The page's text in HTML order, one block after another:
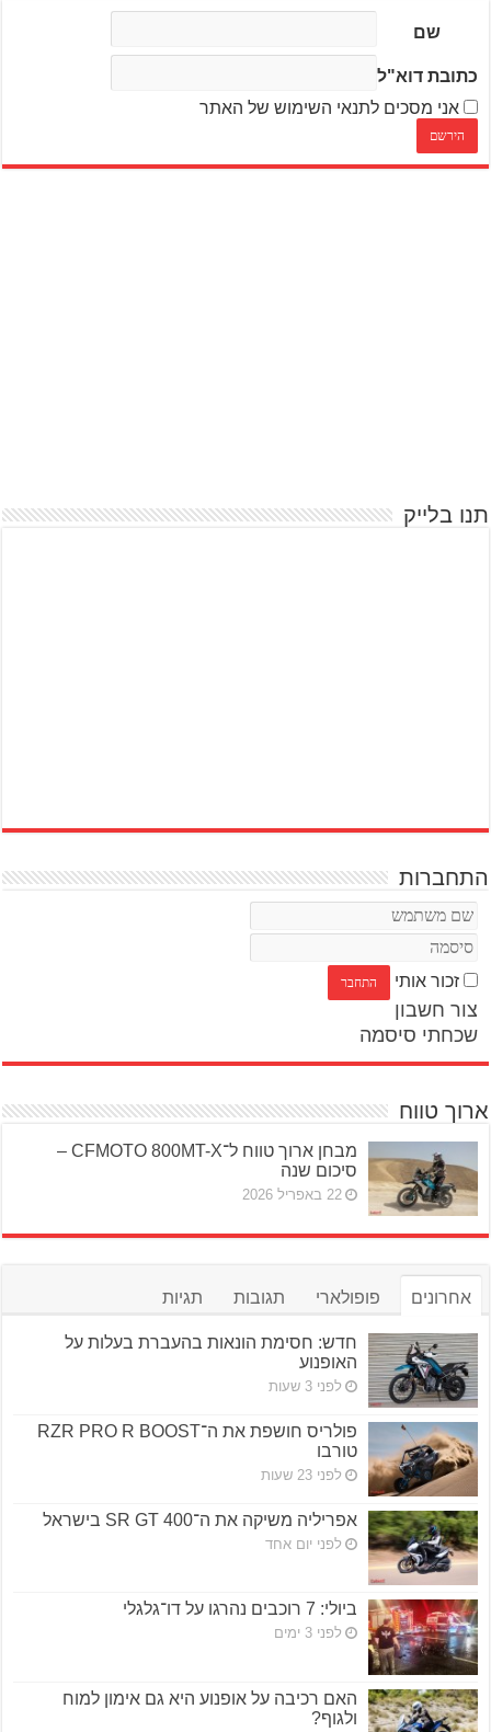
שם
כתובת דוא"ל
אני מסכים לתנאי השימוש של האתר
תנו בלייק
התחברות
זכור אותי
צור חשבון
שכחתי סיסמה
ארוך טווח
מבחן ארוך טווח ל־CFMOTO 800MT-X –
סיכום שנה
22 באפריל 2026
אחרונים פופולארי תגובות תגיות
חדש: חסימת הונאות בהעברת בעלות על
האופנוע
לפני 3 שעות
פולריס חושפת את ה־RZR PRO R BOOST
טורבו
לפני 23 שעות
אפריליה משיקה את ה־SR GT 400 בישראל
לפני יום אחד
ביולי: 7 רוכבים נהרגו על דו־גלגלי
לפני 3 ימים
האם רכיבה על אופנוע היא גם אימון למוח
ולגוף?